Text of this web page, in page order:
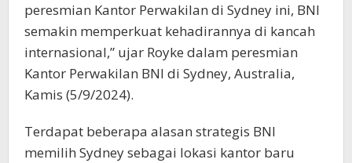
peresmian Kantor Perwakilan di Sydney ini, BNI
semakin memperkuat kehadirannya di kancah
internasional,” ujar Royke dalam peresmian
Kantor Perwakilan BNI di Sydney, Australia,
Kamis (5/9/2024).
Terdapat beberapa alasan strategis BNI
memilih Sydney sebagai lokasi kantor baru